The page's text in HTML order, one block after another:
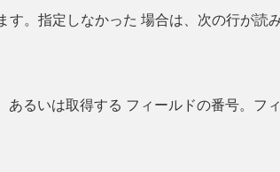
。指定しなかった 場合は、次の行が読
るいは取得する フィールドの番号。フ